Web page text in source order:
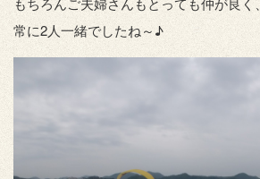
常に2人一緒でしたね～♪